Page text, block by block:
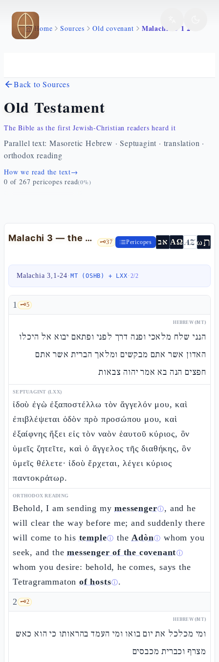
Skip to main content
Home Sources Old covenant Malachia 3 1 24
Back to Sources
Old Testament
The Bible as the first Jewish-Christian readers heard it
Parallel text: Masoretic Hebrew · Septuagint · translation ·
orthodox reading
How we read the text→
0 of 267 pericopes read(0%)
Malachi 3 — the malʾàkh ha-berìt, the test of the tithe, the Moses/Elijah seal 🗝️37 Pericopes אב ΑΩ AZωת
Malachia 3,1-24· MT (OSHB) + LXX· 2/2
1 🗝️5
HEBREW (MT)
הנני שלח מלאכי ופנה דרך לפני ופתאם יבוא אל היכלו
האדון אשר אתם מבקשים ומלאך הברית אשר אתם
חפצים הנה בא אמר יהוה צבאות
SEPTUAGINT (LXX)
ἰδοὺ ἐγὼ ἐξαποστέλλω τὸν ἄγγελόν μου, καὶ
ἐπιβλέψεται ὁδὸν πρὸ προσώπου μου, καὶ
ἐξαίφνης ἥξει εἰς τὸν ναὸν ἑαυτοῦ κύριος, ὃν
ὑμεῖς ζητεῖτε, καὶ ὁ ἄγγελος τῆς διαθήκης, ὃν
ὑμεῖς θέλετε· ἰδοὺ ἔρχεται, λέγει κύριος
παντοκράτωρ.
ORTHODOX READING
Behold, I am sending mymessengerⓘ, and he
will clear the way before me; and suddenly there
will come to his templeⓘ theAdònⓘ whom you
seek, and themessenger of the covenantⓘ
whom you desire: behold, he comes, says the
Tetragrammatonof hostsⓘ.
2 🗝️2
HEBREW (MT)
ומי מכלכל את יום בואו ומי העמד בהראותו כי הוא כאש
מצרף וכברית מכבסים